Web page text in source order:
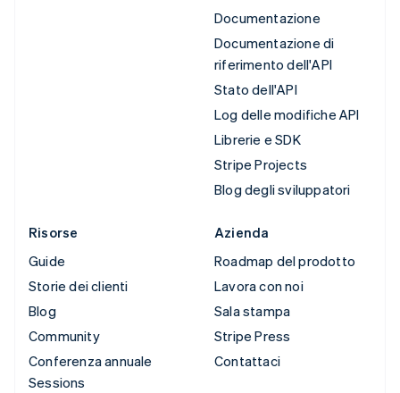
Documentazione
Documentazione di
riferimento dell'API
Stato dell'API
Log delle modifiche API
Librerie e SDK
Stripe Projects
Blog degli sviluppatori
Risorse
Guide
Storie dei clienti
Blog
Community
Conferenza annuale
Sessions
Azienda
Roadmap del prodotto
Lavora con noi
Sala stampa
Stripe Press
Contattaci